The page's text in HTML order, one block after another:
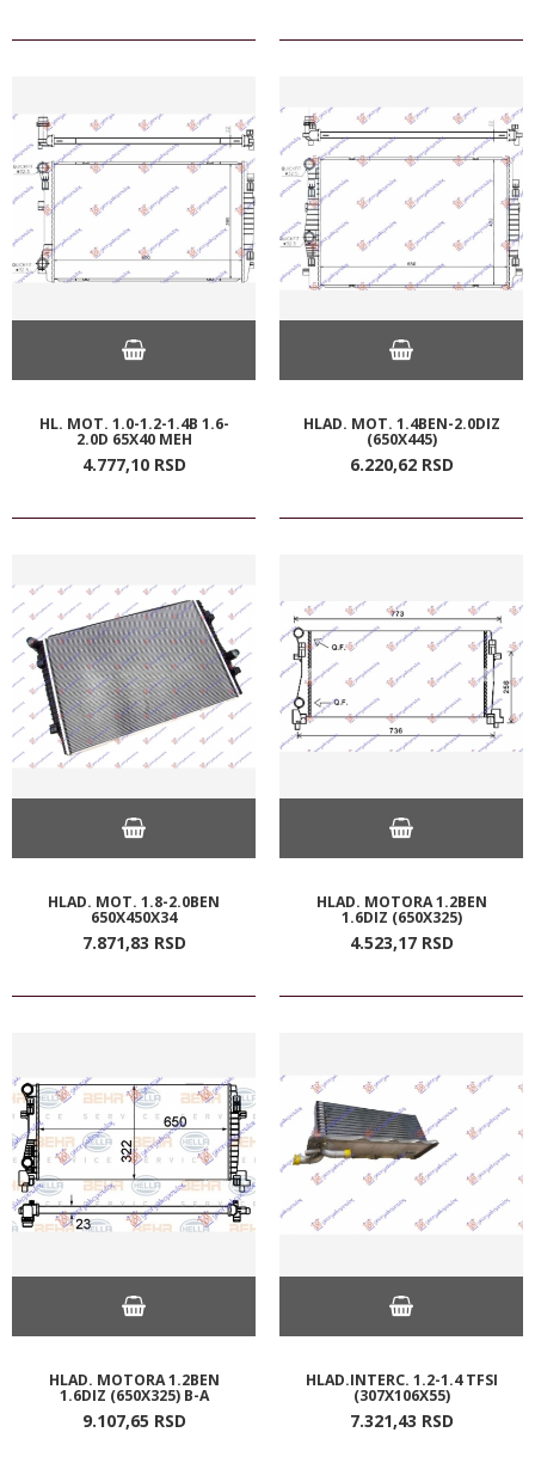
HL. MOT. 1.0-1.2-1.4B 1.6-
2.0D 65X40 MEH
4.777,10 RSD
HLAD. MOT. 1.4BEN-2.0DIZ
(650X445)
6.220,62 RSD
HLAD. MOT. 1.8-2.0BEN
650X450X34
7.871,83 RSD
HLAD. MOTORA 1.2BEN
1.6DIZ (650X325)
4.523,17 RSD
HLAD. MOTORA 1.2BEN
1.6DIZ (650X325) B-A
9.107,65 RSD
HLAD.INTERC. 1.2-1.4 TFSI
(307X106X55)
7.321,43 RSD